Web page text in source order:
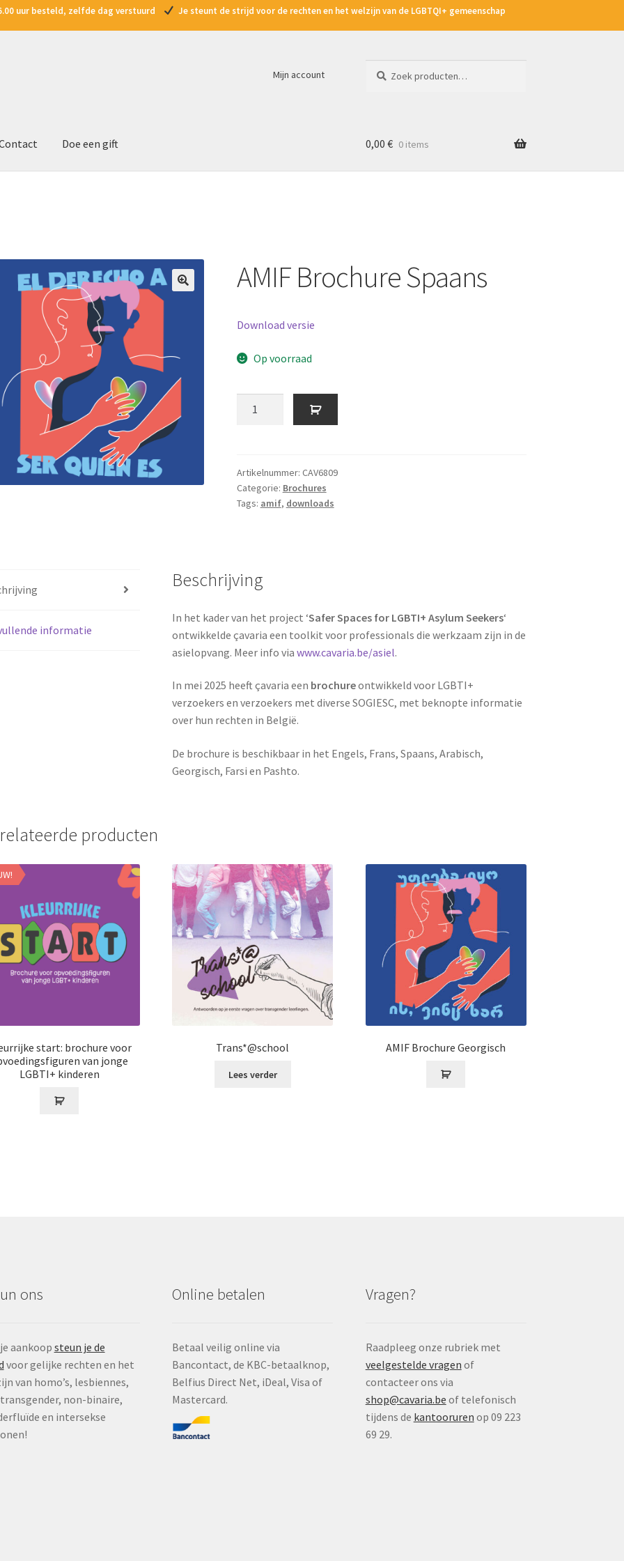
uur besteld, zelfde dag verstuurd Je steunt de strijd voor de rechten en het welzijn van de LGBTQI+ gemeenschap
Mijn account
naar:
Doe een gift 0,00 € 0 items
AMIF Brochure Spaans
Download versie
Op voorraad
Artikelnummer: CAV6809
Categorie: Brochures
Tags: amif, downloads
informatie
Beschrijving
In het kader van het project ‘Safer Spaces for LGBTI+ Asylum Seekers‘
ontwikkelde çavaria een toolkit voor professionals die werkzaam zijn in de
asielopvang. Meer info viawww.cavaria.be/asiel.
In mei 2025 heeft çavaria een brochureontwikkeld voor LGBTI+
verzoekers en verzoekers met diverse SOGIESC, met beknopte informatie
over hun rechten in België.
De brochure is beschikbaar in het Engels, Frans, Spaans, Arabisch,
Georgisch, Farsi en Pashto.
producten
start: brochure voor
van jonge
LGBTI+ kinderen
Trans*@school
Lees verder
AMIF Brochure Georgisch
ons
aankoop steun je de
voor gelijke rechten en het
van homo’s, lesbiennes,
transgender, non-binaire,
en intersekse
Online betalen
Betaal veilig online via
Bancontact, de KBC-betaalknop,
Belfius Direct Net, iDeal, Visa of
Mastercard.
Vragen?
Raadpleeg onze rubriek met
veelgestelde vragen of
contacteer ons via
shop@cavaria.be of telefonisch
tijdens de kantooruren op 09 223
69 29.